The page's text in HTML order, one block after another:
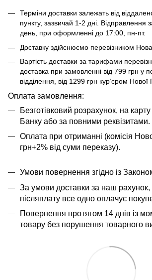
Терміни доставки залежать від
пункту, зазвичай 1-2 дні. Відправлення
день, при оформленні до 17:00, пн-пт.
Доставку здійснюємо перевізником
Вартість доставки за тарифами
доставка при замовленні від 799 грн у
відділення, від 1299 грн кур’єром Нової
​​​​Оплата замовлення:
Безготівковий розрахунок, на
Банку або за повними реквізитами.
Оплата при отриманні (комісія
грн+2% від суми переказу).
Умови повернення згідно із
За умови доставки за наш рахунок,
післяплату все одно оплачує
Повернення протягом 14 днів із
товару без порушення товарного